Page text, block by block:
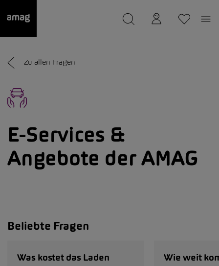
wurde als Ihre Garage gespeichert.
Zu allen Fragen
E-Services &
Angebote der AMAG
Beliebte Fragen
Was kostet das Laden
Wie weit